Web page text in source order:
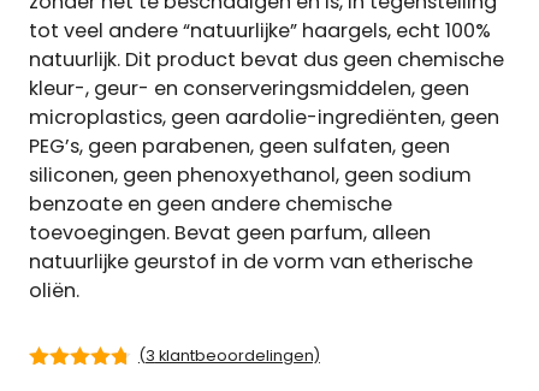
tot veel andere “natuurlijke” haargels, echt 100%
natuurlijk. Dit product bevat dus geen chemische
kleur-, geur- en conserveringsmiddelen, geen
microplastics, geen aardolie-ingrediënten, geen
PEG’s, geen parabenen, geen sulfaten, geen
siliconen, geen phenoxyethanol, geen sodium
benzoate en geen andere chemische
toevoegingen. Bevat geen parfum, alleen
natuurlijke geurstof in de vorm van etherische
oliën.
(3 klantbeoordelingen)